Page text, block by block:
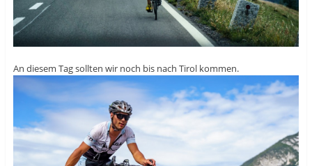
An diesem Tag sollten wir noch bis nach Tirol kommen.